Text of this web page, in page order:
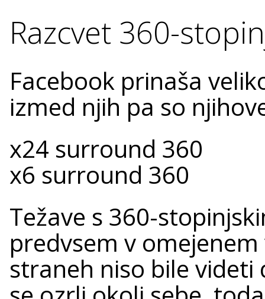
Razcvet 360-
Facebook prinaša
izmed njih pa so
x24 surround 360
x6 surround 360
Težave s 360-
predvsem v
straneh niso bile videti